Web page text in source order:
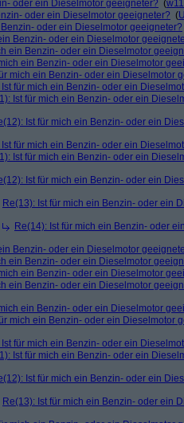
oder ein Dieselmotor geeigneter? (
oder ein Dieselmotor geeigneter? (
oder ein Dieselmotor geeigneter?
Benzin- oder ein Dieselmotor
ein Benzin- oder ein Dieselmotor
ein Benzin- oder ein Dieselmotor
mich ein Benzin- oder ein Dieselmotor
Ist für mich ein Benzin- oder ein
Ist für mich ein Benzin- oder ein
Ist für mich ein Benzin- oder ein
Ist für mich ein Benzin- oder ein
Ist für mich ein Benzin- oder ein
Ist für mich ein Benzin- oder ein
Re(13): Ist für mich ein Benzin- oder ein
Re(14): Ist für mich ein Benzin- oder
Benzin- oder ein Dieselmotor
ein Benzin- oder ein Dieselmotor
ein Benzin- oder ein Dieselmotor
ein Benzin- oder ein Dieselmotor
ein Benzin- oder ein Dieselmotor
mich ein Benzin- oder ein Dieselmotor
Ist für mich ein Benzin- oder ein
Ist für mich ein Benzin- oder ein
Ist für mich ein Benzin- oder ein
Re(13): Ist für mich ein Benzin- oder ein